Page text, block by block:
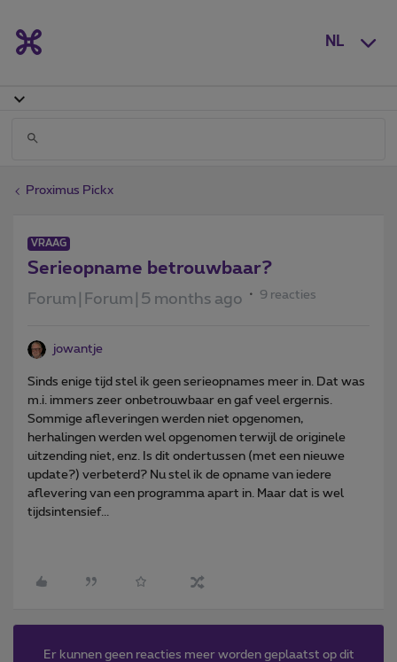
NL
Proximus Pickx
VRAAG
Serieopname betrouwbaar?
Forum|Forum|5 months ago 9 reacties
jowantje
Sinds enige tijd stel ik geen serieopnames meer in. Dat was
m.i. immers zeer onbetrouwbaar en gaf veel ergernis.
Sommige afleveringen werden niet opgenomen,
herhalingen werden wel opgenomen terwijl de originele
uitzending niet, enz. Is dit ondertussen (met een nieuwe
update?) verbeterd? Nu stel ik de opname van iedere
aflevering van een programma apart in. Maar dat is wel
tijdsintensief...
Er kunnen geen reacties meer worden geplaatst op dit